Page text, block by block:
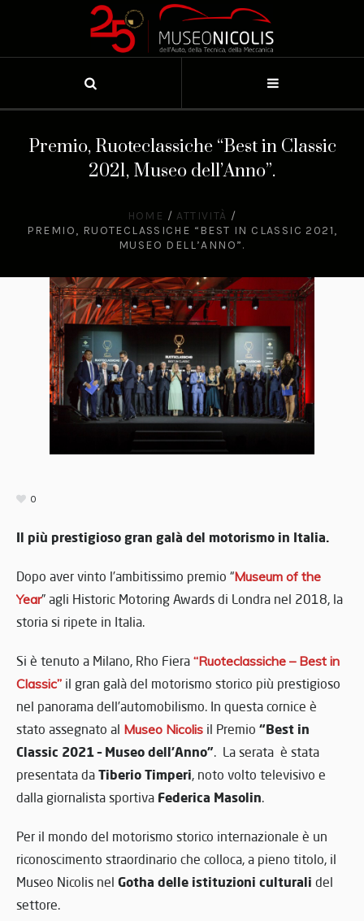
Premio, Ruoteclassiche “Best in Classic
2021, Museo dell’Anno”.
HOME / ATTIVITÀ /
PREMIO, RUOTECLASSICHE “BEST IN CLASSIC 2021,
MUSEO DELL’ANNO”.
0
Il più prestigioso gran galà del motorismo in Italia.
Dopo aver vinto l’ambitissimo premio “Museum of the
Year” agli Historic Motoring Awards di Londra nel 2018, la
storia si ripete in Italia.
Si è tenuto a Milano, Rho Fiera “Ruoteclassiche – Best in
Classic” il gran galà del motorismo storico più prestigioso
nel panorama dell’automobilismo. In questa cornice è
stato assegnato al Museo Nicolis il Premio “Best in
Classic 2021 – Museo dell’Anno”. La serata è stata
presentata da Tiberio Timperi, noto volto televisivo e
dalla giornalista sportiva Federica Masolin.
Per il mondo del motorismo storico internazionale è un
riconoscimento straordinario che colloca, a pieno titolo, il
Museo Nicolis nel Gotha delle istituzioni culturali del
settore.